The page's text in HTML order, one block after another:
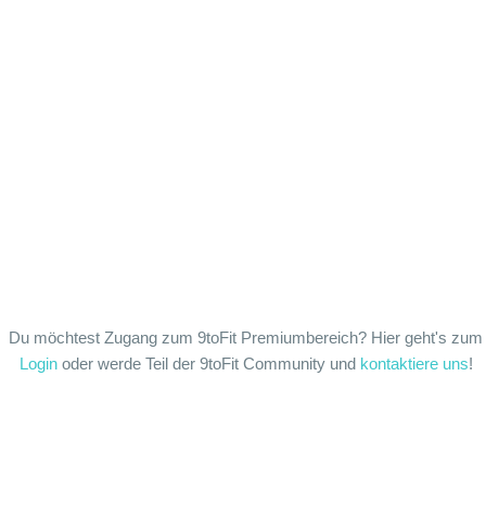
Du möchtest Zugang zum 9toFit Premiumbereich? Hier geht's zum
Loginoder werde Teil der 9toFit Community und kontaktiere uns!